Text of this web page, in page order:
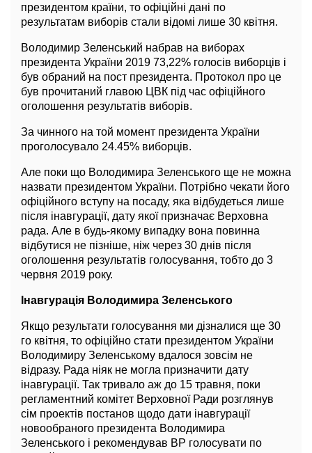
президентом країни, то офіційні дані по
результатам виборів стали відомі лише 30 квітня.
Володимир Зеленський набрав на виборах
президента України 2019 73,22% голосів виборців і
був обраний на пост президента. Протокол про це
був прочитаний главою ЦВК під час офіційного
оголошення результатів виборів.
За чинного на той момент президента України
проголосувало 24.45% виборців.
Але поки що Володимира Зеленського ще не можна
назвати президентом України. Потрібно чекати його
офіційного вступу на посаду, яка відбудеться лише
після інавгурації, дату якої призначає Верховна
рада. Але в будь-якому випадку вона повинна
відбутися не пізніше, ніж через 30 днів після
оголошення результатів голосування, тобто до 3
червня 2019 року.
Інавгурація Володимира Зеленського
Якщо результати голосування ми дізналися ще 30
го квітня, то офіційно стати президентом України
Володимиру Зеленському вдалося зовсім не
відразу. Рада ніяк не могла призначити дату
інавгурації. Так тривало аж до 15 травня, поки
регламентний комітет Верховної Ради розглянув
сім проектів постанов щодо дати інавгурації
новообраного президента Володимира
Зеленського і рекомендував ВР голосувати по